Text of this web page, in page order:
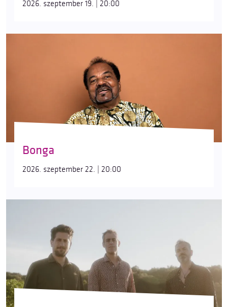
2026. szeptember 19. | 20:00
Bonga
2026. szeptember 22. | 20:00